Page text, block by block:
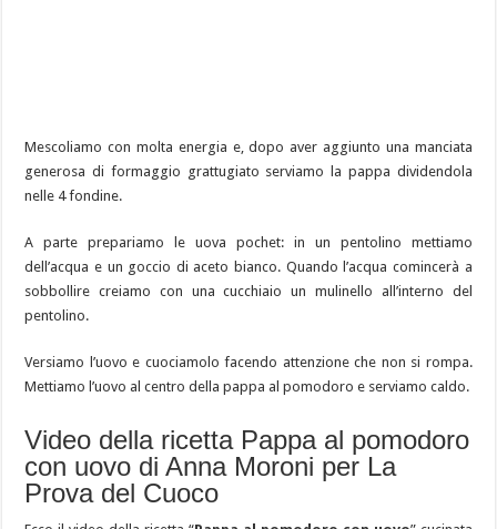
Mescoliamo con molta energia e, dopo aver aggiunto una manciata
generosa di formaggio grattugiato serviamo la pappa dividendola
nelle 4 fondine.
A parte prepariamo le uova pochet: in un pentolino mettiamo
dell’acqua e un goccio di aceto bianco. Quando l’acqua comincerà a
sobbollire creiamo con una cucchiaio un mulinello all’interno del
pentolino.
Versiamo l’uovo e cuociamolo facendo attenzione che non si rompa.
Mettiamo l’uovo al centro della pappa al pomodoro e serviamo caldo.
Video della ricetta Pappa al pomodoro
con uovo di Anna Moroni per La
Prova del Cuoco